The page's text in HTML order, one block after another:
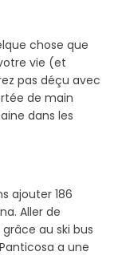
chose que
vie (et
pas déçu avec
de main
dans les
ajouter 186
Aller de
au ski bus
a une